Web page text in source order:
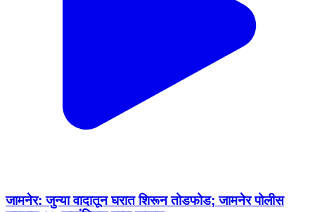
जामनेर: जुन्या वादातून घरात शिरून तोडफोड; जामनेर पोलीस